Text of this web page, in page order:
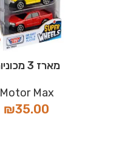
מארז 3 מכוניות
Motor Max
₪35.00